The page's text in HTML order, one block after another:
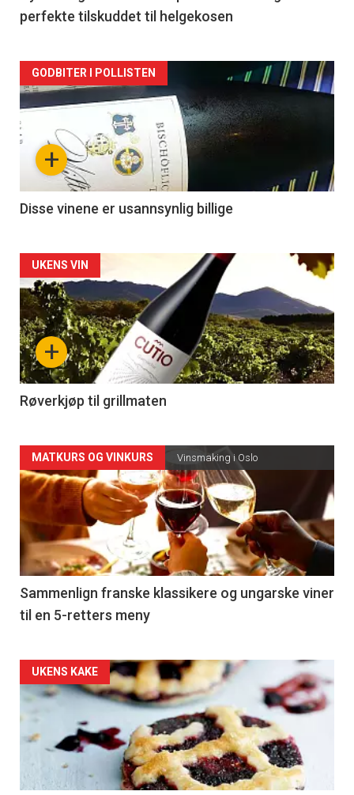
perfekte tilskuddet til helgekosen
Forsiden
akkurat
nå
3
+
GODBITER I POLLISTEN
Disse vinene er usannsynlig billige
Forsiden
akkurat
nå
-
4
+
UKENS VIN
Røverkjøp til grillmaten
Forsiden
akkurat
nå
-
5
MATKURS OG VINKURS Vinsmaking i Oslo
Sammenlign franske klassikere og ungarske viner
til en 5-retters meny
Forsiden
akkurat
nå
UKENS KAKE